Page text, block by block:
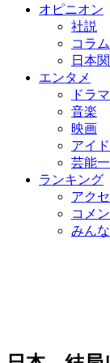
オピニオン
社説
コラム
日本
エンタメ
ドラマ
音楽
映画
アイ
芸能
ランキング
アク
コメ
みん